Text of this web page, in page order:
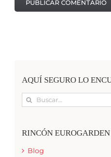
AQUÍ SEGURO LO
Buscar:
RINCÓN EUROGARDEN
Blog